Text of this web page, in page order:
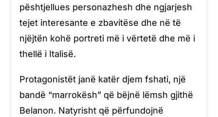
pështjellues personazhesh dhe ngjarjesh
tejet interesante e zbavitëse dhe në të
njëjtën kohë portreti më i vërtetë dhe më i
thellë i Italisë.
Protagonistët janë katër djem fshati, një
bandë “marrokësh” që bëjnë lëmsh gjithë
Belanon. Natyrisht që përfundojnë